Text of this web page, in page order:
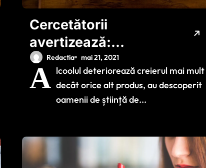
Cercetătorii
avertizează:
Alcoolul
deteriorează
creierul mai mult
decât orice alt
Redactia mai 21, 2021
A lcoolul deteriorează creierul mai mult
decât orice alt produs, au descoperit
oamenii de știință de...